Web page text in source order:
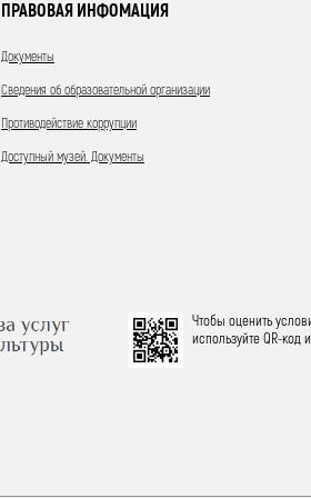
ПРАВОВАЯ ИНФОМАЦИЯ
Документы
Сведения об образовательной организации
Противодействие коррупции
Доступный музей. Документы
Чтобы оценить
используйте QR-код